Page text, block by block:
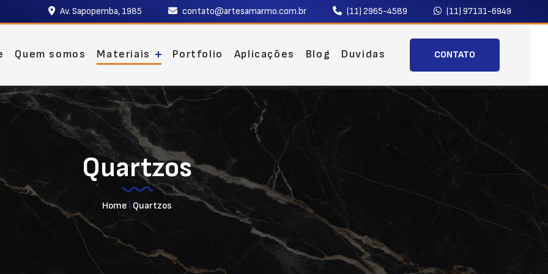
Av. Sapopemba, 1985 contato@artesamarmo.com.br (11) 2965-4589 (11) 97131-6949
Quem somos Materiais Portfolio Aplicações Blog Duvidas CONTATO
Quartzos
Home Quartzos